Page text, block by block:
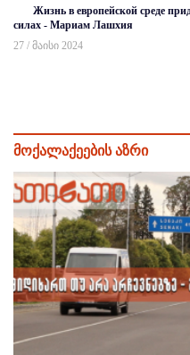
Жизнь в европейской среде
силах - Мариам Лашхия
27 / მაისი 2024
მოქალაქეების აზრი